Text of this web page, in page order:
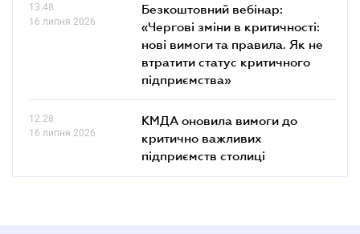
13.48
16 липня 2026
Безкоштовний вебінар:
«Чергові зміни в критичності:
нові вимоги та правила. Як не
втратити статус критичного
підприємства»
12.28
16 липня 2026
КМДА оновила вимоги до
критично важливих
підприємств столиці